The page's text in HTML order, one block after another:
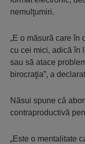
nemulţumiri.
„E o măsură care în
cu cei mici, adică în
sau să atace
birocraţia”, a
Năsui spune că
contraproductivă
„Este o mentalitate